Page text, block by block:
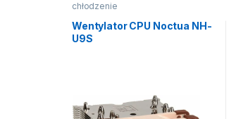
chłodzenie
Wentylator CPU Noctua NH-
U9S